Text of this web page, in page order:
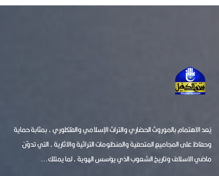
يُعد الاهتمام بالموروث الحضاري والتراث الإسلامي والفلكلوري ، بمثابة حماية
وحفاظ على المجاميع المتحفية والمنظومات التراثية والاثارية ، التي تدوّن
ماضي الاسلاف وتاريخ الشعوب الذي يؤسس الهوية ، لما يمتلك...